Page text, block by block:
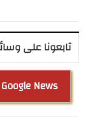
تابعونا على
Google News